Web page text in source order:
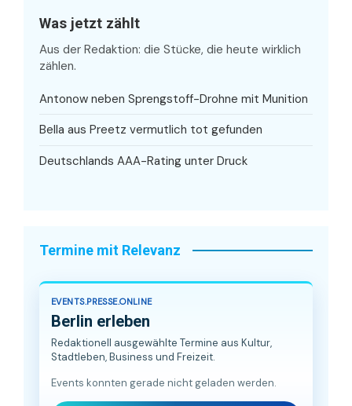
Was jetzt zählt
Aus der Redaktion: die Stücke, die heute wirklich
zählen.
Antonow neben Sprengstoff-Drohne mit Munition
Bella aus Preetz vermutlich tot gefunden
Deutschlands AAA-Rating unter Druck
Termine mit Relevanz
EVENTS.PRESSE.ONLINE
Berlin erleben
Redaktionell ausgewählte Termine aus Kultur,
Stadtleben, Business und Freizeit.
Events konnten gerade nicht geladen werden.